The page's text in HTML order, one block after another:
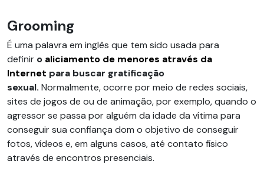
Grooming
É uma palavra em inglês que tem sido usada para
definir o aliciamento de menores através da
Internet para buscar gratificação
sexual. Normalmente, ocorre por meio de redes sociais,
sites de jogos de ou de animação, por exemplo, quando o
agressor se passa por alguém da idade da vítima para
conseguir sua confiança dom o objetivo de conseguir
fotos, vídeos e, em alguns casos, até contato físico
através de encontros presenciais.